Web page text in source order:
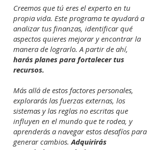
Creemos que tú eres el experto en tu
propia vida. Este programa te ayudará a
analizar tus finanzas, identificar qué
aspectos quieres mejorar y encontrar la
manera de lograrlo. A partir de ahí,
harás planes para fortalecer tus
recursos.
Más allá de estos factores personales,
explorarás las fuerzas externas, los
sistemas y las reglas no escritas que
influyen en el mundo que te rodea, y
aprenderás a navegar estos desafíos para
generar cambios.Adquirirás